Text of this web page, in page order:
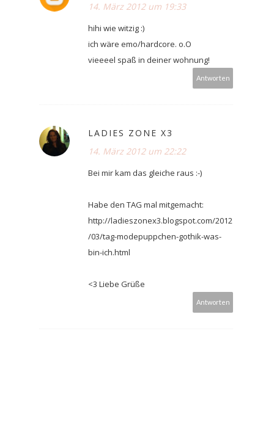
14. März 2012 um 19:33
hihi wie witzig :)
ich wäre emo/hardcore. o.O
vieeeel spaß in deiner wohnung!
Antworten
LADIES ZONE X3
14. März 2012 um 22:22
Bei mir kam das gleiche raus :-)
Habe den TAG mal mitgemacht:
http://ladieszonex3.blogspot.com/2012
/03/tag-modepuppchen-gothik-was-
bin-ich.html
<3 Liebe Grüße
Antworten